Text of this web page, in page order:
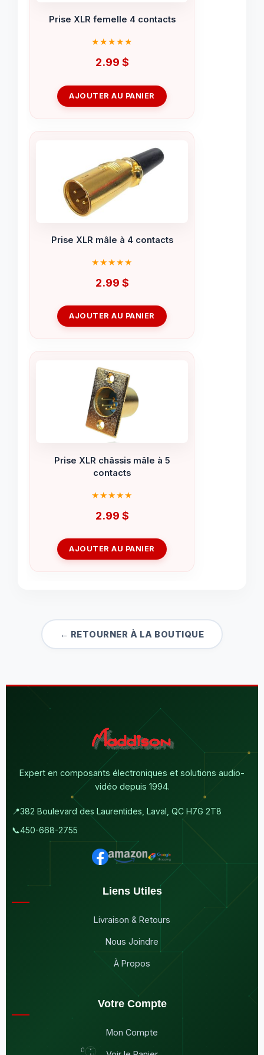
Prise XLR femelle 4 contacts
2.99 $
AJOUTER AU PANIER
Prise XLR mâle à 4 contacts
2.99 $
AJOUTER AU PANIER
Prise XLR châssis mâle à 5
contacts
2.99 $
AJOUTER AU PANIER
← RETOURNER À LA BOUTIQUE
Expert en composants électroniques et solutions audio-
vidéo depuis 1994.
📍382 Boulevard des Laurentides, Laval, QC H7G 2T8
📞450-668-2755
Liens Utiles
Livraison & Retours
Nous Joindre
À Propos
Votre Compte
Mon Compte